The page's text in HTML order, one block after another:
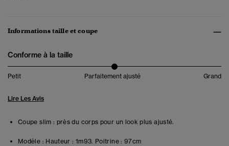
Informations taille et coupe
Conforme à la taille
Petit Parfaitement ajusté Grand
Lire Les Avis
Coupe slim : près du corps pour un look plus ajusté.
Modèle : Hauteur : 1m93. Poitrine : 97cm